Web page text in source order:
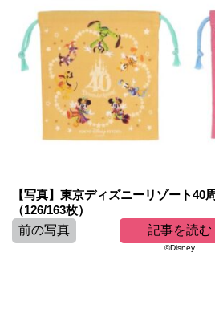
【写真】東京ディズニーリゾート40
（126/163枚）
前の写真
記事を読む
©Disney